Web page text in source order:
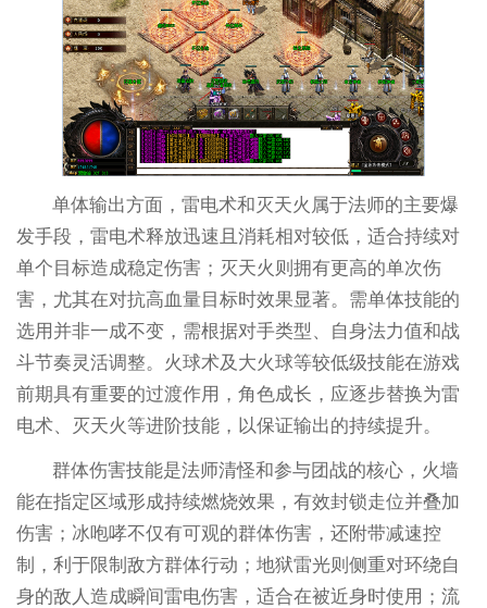
单体输出方面，雷电术和灭天火属于法师的主要爆
发手段，雷电术释放迅速且消耗相对较低，适合持续对
单个目标造成稳定伤害；灭天火则拥有更高的单次伤
害，尤其在对抗高血量目标时效果显著。需单体技能的
选用并非一成不变，需根据对手类型、自身法力值和战
斗节奏灵活调整。火球术及大火球等较低级技能在游戏
前期具有重要的过渡作用，角色成长，应逐步替换为雷
电术、灭天火等进阶技能，以保证输出的持续提升。
群体伤害技能是法师清怪和参与团战的核心，火墙
能在指定区域形成持续燃烧效果，有效封锁走位并叠加
伤害；冰咆哮不仅有可观的群体伤害，还附带减速控
制，利于限制敌方群体行动；地狱雷光则侧重对环绕自
身的敌人造成瞬间雷电伤害，适合在被近身时使用；流